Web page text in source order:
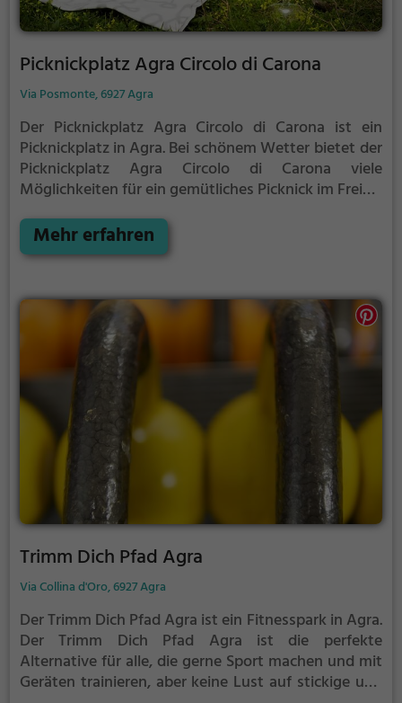
Picknickplatz Agra Circolo di Carona
Via Posmonte, 6927 Agra
Der Picknickplatz Agra Circolo di Carona ist ein
Picknickplatz in Agra.Bei schönem Wetter bietet der
Picknickplatz Agra Circolo di Carona viele
Möglichkeiten für ein gemütliches Picknick im Freien.
Pause zwischendurch, der Picknickplatz Agra Circolo
di Carona ist der perfekte Ort, um die Akkus wieder
Himmel zu genießen.
Mehr erfahren
Trimm Dich Pfad Agra
Via Collina d'Oro, 6927 Agra
Der Trimm Dich Pfad Agra ist ein Fitnesspark in Agra.
Der Trimm Dich Pfad Agra ist die perfekte
Alternative für alle, die gerne Sport machen und mit
Geräten trainieren, aber keine Lust auf stickige und